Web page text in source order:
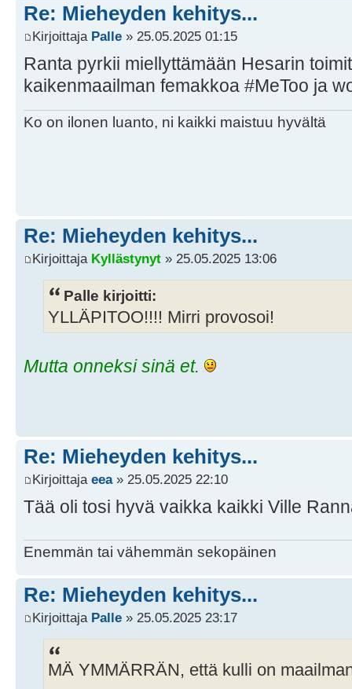
Re: Mieheyden kehitys...
Kirjoittaja Palle » 25.05.2025 01:15
Ranta pyrkii miellyttämään Hesarin
kaikenmaailman femakkoa #MeToo ja
Ko on ilonen luanto, ni kaikki maistuu hyvältä
Re: Mieheyden kehitys...
Kirjoittaja Kyllästynyt » 25.05.2025 13:06
Palle kirjoitti:
YLLÄPITOO!!!! Mirri provosoi!
Mutta onneksi sinä et.
Re: Mieheyden kehitys...
Kirjoittaja eea» 25.05.2025 22:10
Tää oli tosi hyvä vaikka kaikki Ville
Enemmän tai vähemmän sekopäinen
Re: Mieheyden kehitys...
Kirjoittaja Palle » 25.05.2025 23:17
MÄ YMMÄRRÄN, että kulli on